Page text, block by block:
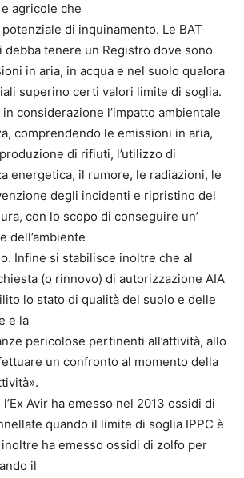
agricole che
di inquinamento. Le BAT
debba tenere un Registro dove sono
in aria, in acqua e nel suolo qualora
superino certi valori limite di soglia.
considerazione l’impatto ambientale
comprendendo le emissioni in aria,
di rifiuti, l’utilizzo di
energetica, il rumore, le radiazioni, le
degli incidenti e ripristino del
con lo scopo di conseguire un’
dell’ambiente
Infine si stabilisce inoltre che al
(o rinnovo) di autorizzazione AIA
lo stato di qualità del suolo e delle
e la
pericolose pertinenti all’attività, allo
un confronto al momento della
Avir ha emesso nel 2013 ossidi di
quando il limite di soglia IPPC è
ha emesso ossidi di zolfo per
il